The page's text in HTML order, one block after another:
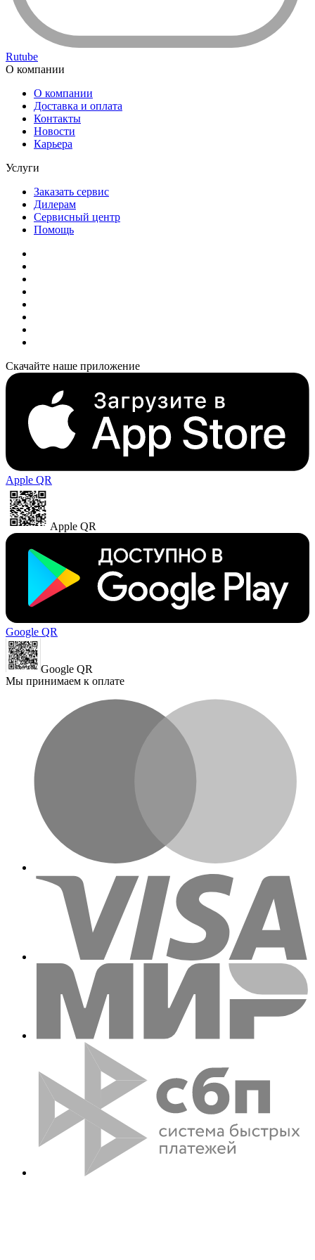
Rutube
О компании
О компании
Доставка и оплата
Контакты
Новости
Карьера
Услуги
Заказать сервис
Дилерам
Сервисный центр
Помощь
Скачайте наше приложение
Apple QR
Apple QR
Google QR
Google QR
Мы принимаем к оплате